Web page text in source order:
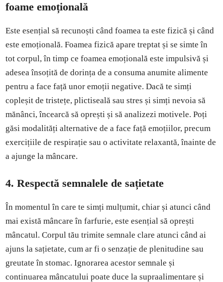
foame emoțională
Este esențial să recunoști când foamea ta este fizică și când
este emoțională. Foamea fizică apare treptat și se simte în
tot corpul, în timp ce foamea emoțională este impulsivă și
adesea însoțită de dorința de a consuma anumite alimente
pentru a face față unor emoții negative. Dacă te simți
copleșit de tristețe, plictiseală sau stres și simți nevoia să
mănânci, încearcă să oprești și să analizezi motivele. Poți
găsi modalități alternative de a face față emoțiilor, precum
exercițiile de respirație sau o activitate relaxantă, înainte de
a ajunge la mâncare.
4.Respectă semnalele de sațietate
În momentul în care te simți mulțumit, chiar și atunci când
mai există mâncare în farfurie, este esențial să oprești
mâncatul. Corpul tău trimite semnale clare atunci când ai
ajuns la sațietate, cum ar fi o senzație de plenitudine sau
greutate în stomac. Ignorarea acestor semnale și
continuarea mâncatului poate duce la supraalimentare și